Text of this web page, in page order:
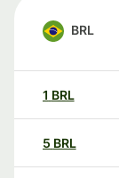
BRL
1 BRL
5 BRL